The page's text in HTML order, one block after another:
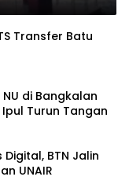
Transfer Batu
di Bangkalan
Turun Tangan
BTN Jalin
UNAIR